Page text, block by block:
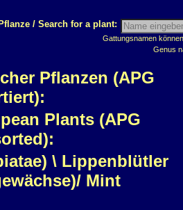
/ Search for a plant:
Gattungsnamen
Genus
Pflanzen (APG
Plants (APG
\ Lippenblütler
Mint